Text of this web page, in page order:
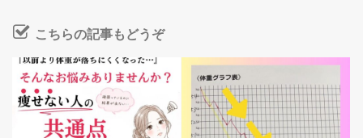
こちらの記事もどうぞ